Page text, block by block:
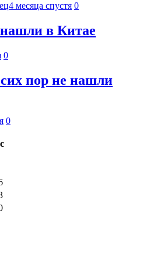
4 месяца спустя 0
в Китае
0
пор не нашли
0